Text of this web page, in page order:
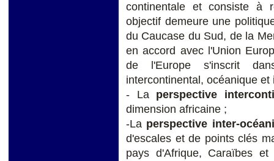
continentale et consiste à
objectif demeure une
du Caucase du Sud, de la
en accord avec l'Union
de l'Europe s'inscrit
intercontinental, océanique et
- La perspective
dimension africaine ;
-La perspective inter-
d'escales et de points clés
pays d'Afrique, Caraïbes